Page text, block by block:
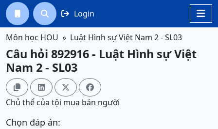

  Login
Môn học HOU Luật Hình sự Việt Nam 2 - SL03
Câu hỏi 892916 - Luật Hình sự Việt
Nam 2 - SL03
   
Chủ thể của tội mua bán người
Chọn đáp án: